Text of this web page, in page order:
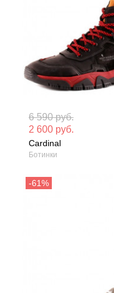
6 590 руб.
2 600 руб.
Cardinal
Ботинки
Материал
нубук
Сезон: